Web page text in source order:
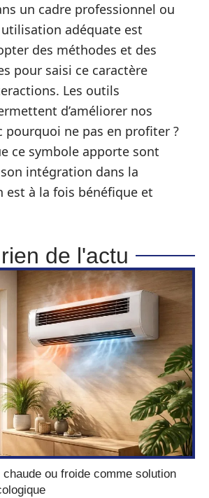
un cadre professionnel ou
adéquate est
des méthodes et des
pour saisi ce caractère
Les outils
d’améliorer nos
pourquoi ne pas en profiter ?
ce symbole apporte sont
intégration dans la
est à la fois bénéfique et
de l'actu
chaude ou froide comme solution